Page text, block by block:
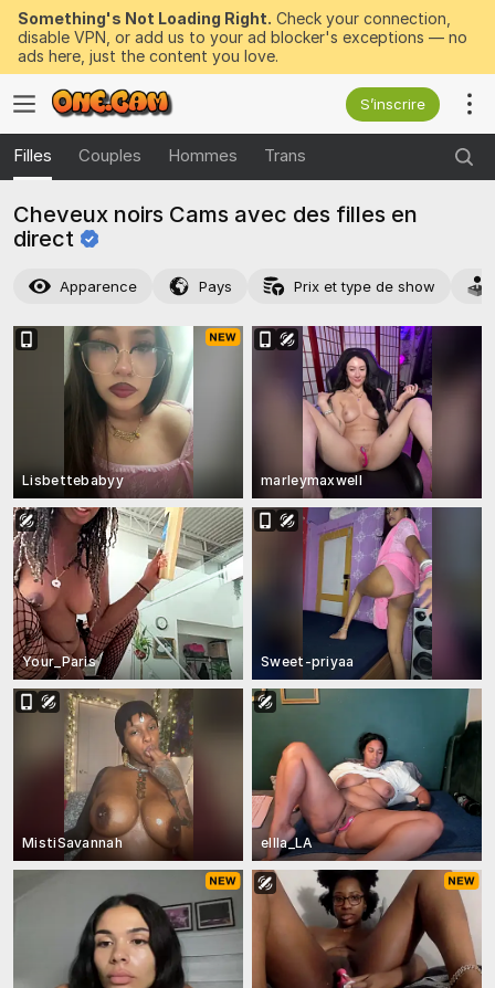
Something's Not Loading Right. Check your connection,
disable VPN, or add us to your ad blocker's exceptions — no
ads here, just the content you love.
S’inscrire
Filles Couples Hommes Trans
Cheveux noirs Cams avec des filles en
direct
Apparence Pays Prix et type de show
Lisbettebabyy marleymaxwell
Your_Paris Sweet-priyaa
MistiSavannah ellla_LA